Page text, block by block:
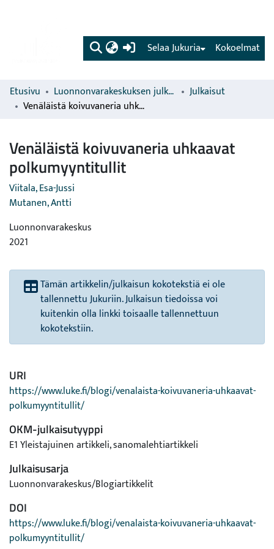
(current) Kokoelmat
Selaa Jukuria
Etusivu Luonnonvarakeskuksen julkaisut
Julkaisut
Venäläistä koivuvaneria uhkaavat polkumyyntitullit
Venäläistä koivuvaneria uhkaavat
polkumyyntitullit
Viitala, Esa-Jussi
Mutanen, Antti
Luonnonvarakeskus
2021
Tämän artikkelin/julkaisun kokotekstiä ei ole
tallennettu Jukuriin. Julkaisun tiedoissa voi
kuitenkin olla linkki toisaalle tallennettuun
kokotekstiin.
URI
https://www.luke.fi/blogi/venalaista-koivuvaneria-uhkaavat-
polkumyyntitullit/
OKM-julkaisutyyppi
E1 Yleistajuinen artikkeli, sanomalehtiartikkeli
Julkaisusarja
Luonnonvarakeskus/Blogiartikkelit
DOI
https://www.luke.fi/blogi/venalaista-koivuvaneria-uhkaavat-
polkumyyntitullit/